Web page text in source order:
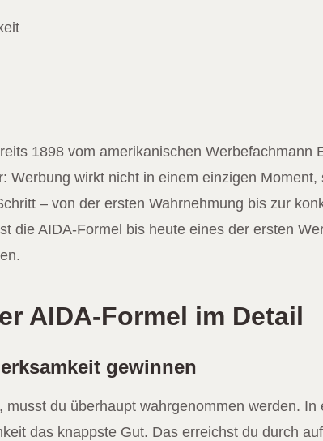
1898 vom amerikanischen Werbefachmann
Werbung wirkt nicht in einem einzigen Moment,
– von der ersten Wahrnehmung bis zur
die AIDA-Formel bis heute eines der ersten
AIDA-Formel im Detail
gewinnen
musst du überhaupt wahrgenommen werden. In
das knappste Gut. Das erreichst du durch